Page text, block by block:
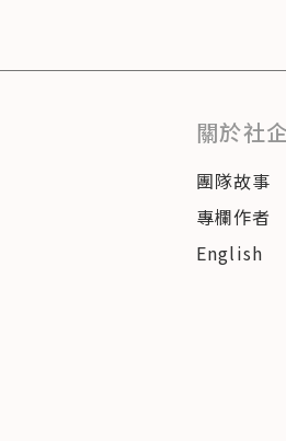
關於社
團隊故事
專欄作者
English